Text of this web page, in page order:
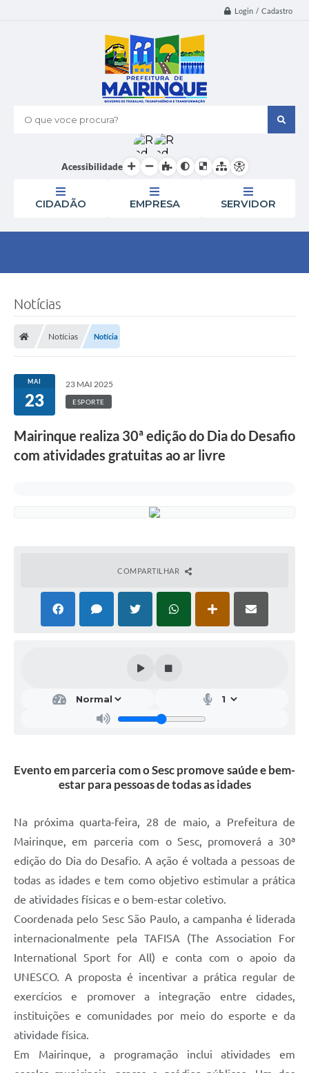
Login / Cadastro
O que voce procura?
Acessibilidade
CIDADÃO EMPRESA SERVIDOR
Notícias
Notícias Notícia
MAI
23
23 MAI 2025
ESPORTE
Mairinque realiza 30ª edição do Dia do Desafio
com atividades gratuitas ao ar livre
COMPARTILHAR
Evento em parceria com o Sesc promove saúde e bem-
estar para pessoas de todas as idades
Na próxima quarta-feira, 28 de maio, a Prefeitura de
Mairinque, em parceria com o Sesc, promoverá a 30ª
edição do Dia do Desafio. A ação é voltada a pessoas de
todas as idades e tem como objetivo estimular a prática
de atividades físicas e o bem-estar coletivo.
Coordenada pelo Sesc São Paulo, a campanha é liderada
internacionalmente pela TAFISA (The Association For
International Sport for All) e conta com o apoio da
UNESCO. A proposta é incentivar a prática regular de
exercícios e promover a integração entre cidades,
instituições e comunidades por meio do esporte e da
atividade física.
Em Mairinque, a programação inclui atividades em